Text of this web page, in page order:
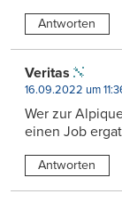
Antworten
Veritas
16.09.2022 um
Wer zur
einen Job
Antworten